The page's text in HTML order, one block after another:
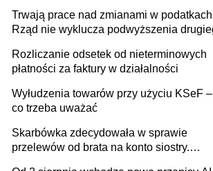
Trwają prace nad zmianami w
Rząd nie wyklucza podwyższenia
Rozliczanie odsetek od nieterminowych
płatności za faktury w działalności
Wyłudzenia towarów przy użyciu KSeF
co trzeba uważać
Skarbówka zdecydowała w sprawie
przelewów od brata na konto siostry.